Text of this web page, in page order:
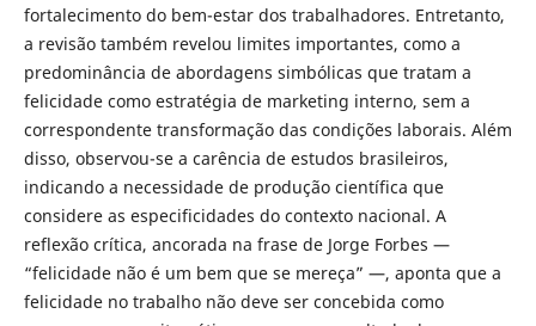
fortalecimento do bem-estar dos trabalhadores. Entretanto,
a revisão também revelou limites importantes, como a
predominância de abordagens simbólicas que tratam a
felicidade como estratégia de marketing interno, sem a
correspondente transformação das condições laborais. Além
disso, observou-se a carência de estudos brasileiros,
indicando a necessidade de produção científica que
considere as especificidades do contexto nacional. A
reflexão crítica, ancorada na frase de Jorge Forbes —
“felicidade não é um bem que se mereça” —, aponta que a
felicidade no trabalho não deve ser concebida como